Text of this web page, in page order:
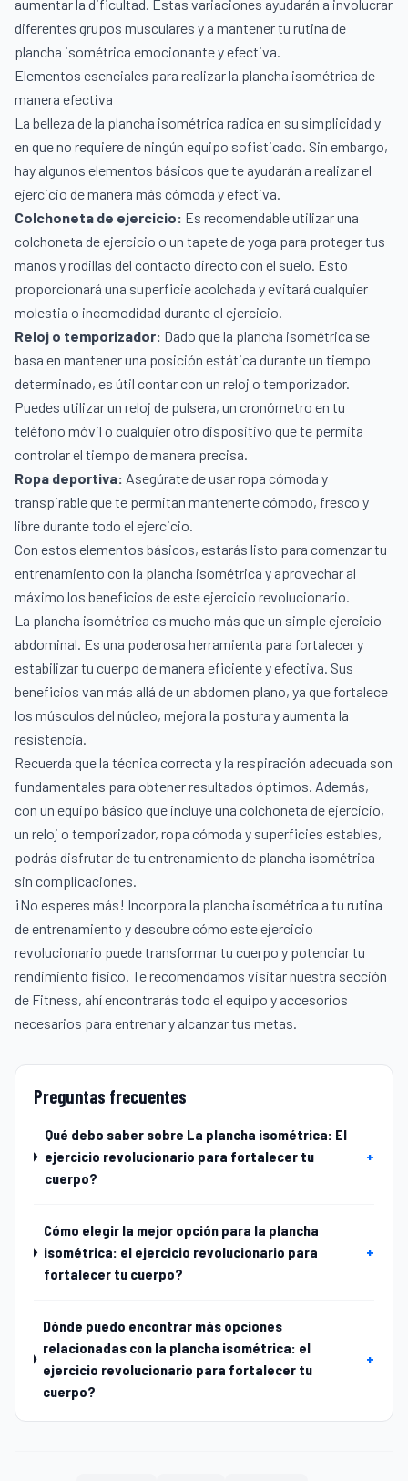
aumentar la dificultad. Estas variaciones ayudarán a involucrar
diferentes grupos musculares y a mantener tu rutina de
plancha isométrica emocionante y efectiva.
Elementos esenciales para realizar la plancha isométrica de
manera efectiva
La belleza de la plancha isométrica radica en su simplicidad y
en que no requiere de ningún equipo sofisticado. Sin embargo,
hay algunos elementos básicos que te ayudarán a realizar el
ejercicio de manera más cómoda y efectiva.
Colchoneta de ejercicio: Es recomendable utilizar una
colchoneta de ejercicio o un tapete de yoga para proteger tus
manos y rodillas del contacto directo con el suelo. Esto
proporcionará una superficie acolchada y evitará cualquier
molestia o incomodidad durante el ejercicio.
Reloj o temporizador: Dado que la plancha isométrica se
basa en mantener una posición estática durante un tiempo
determinado, es útil contar con un reloj o temporizador.
Puedes utilizar un reloj de pulsera, un cronómetro en tu
teléfono móvil o cualquier otro dispositivo que te permita
controlar el tiempo de manera precisa.
Ropa deportiva: Asegúrate de usarropa cómoda y
transpirableque te permitan mantenerte cómodo, fresco y
libre durante todo el ejercicio.
Con estos elementos básicos, estarás listo para comenzar tu
entrenamiento con la plancha isométrica y aprovechar al
máximo los beneficios de este ejercicio revolucionario.
La plancha isométrica es mucho más que un simple ejercicio
abdominal. Es una poderosa herramienta para fortalecer y
estabilizar tu cuerpo de manera eficiente y efectiva. Sus
beneficios van más allá de un abdomen plano, ya que fortalece
los músculos del núcleo, mejora la postura y aumenta la
resistencia.
Recuerda que la técnica correcta y la respiración adecuada son
fundamentales para obtener resultados óptimos. Además,
con un equipo básico que incluye una colchoneta de ejercicio,
un reloj o temporizador, ropa cómoda y superficies estables,
podrás disfrutar de tu entrenamiento de plancha isométrica
sin complicaciones.
¡No esperes más! Incorpora la plancha isométrica a tu rutina
de entrenamiento y descubre cómo este ejercicio
revolucionario puede transformar tu cuerpo y potenciar tu
rendimiento físico. Te recomendamos visitar nuestra sección
de Fitness, ahí encontrarás todo el equipo y accesorios
necesarios para entrenar y alcanzar tus metas.
Preguntas frecuentes
Qué debo saber sobre La plancha isométrica: El
ejercicio revolucionario para fortalecer tu
cuerpo?
+
Cómo elegir la mejor opción para la plancha
isométrica: el ejercicio revolucionario para
fortalecer tu cuerpo?
+
Dónde puedo encontrar más opciones
relacionadas con la plancha isométrica: el
ejercicio revolucionario para fortalecer tu
cuerpo?
+